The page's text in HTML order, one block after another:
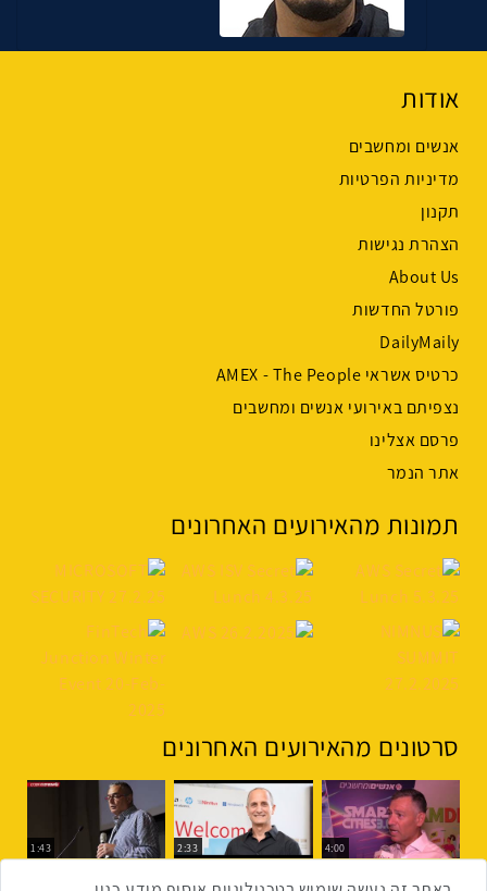
אודות
אנשים ומחשבים
מדיניות הפרטיות
תקנון
הצהרת נגישות
About Us
פורטל החדשות
DailyMaily
כרטיס אשראי AMEX - The People
נצפיתם באירועי אנשים ומחשבים
פרסם אצלינו
אתר הנמר
תמונות מהאירועים האחרונים
סרטונים מהאירועים האחרונים
4:00
2:33
1:43